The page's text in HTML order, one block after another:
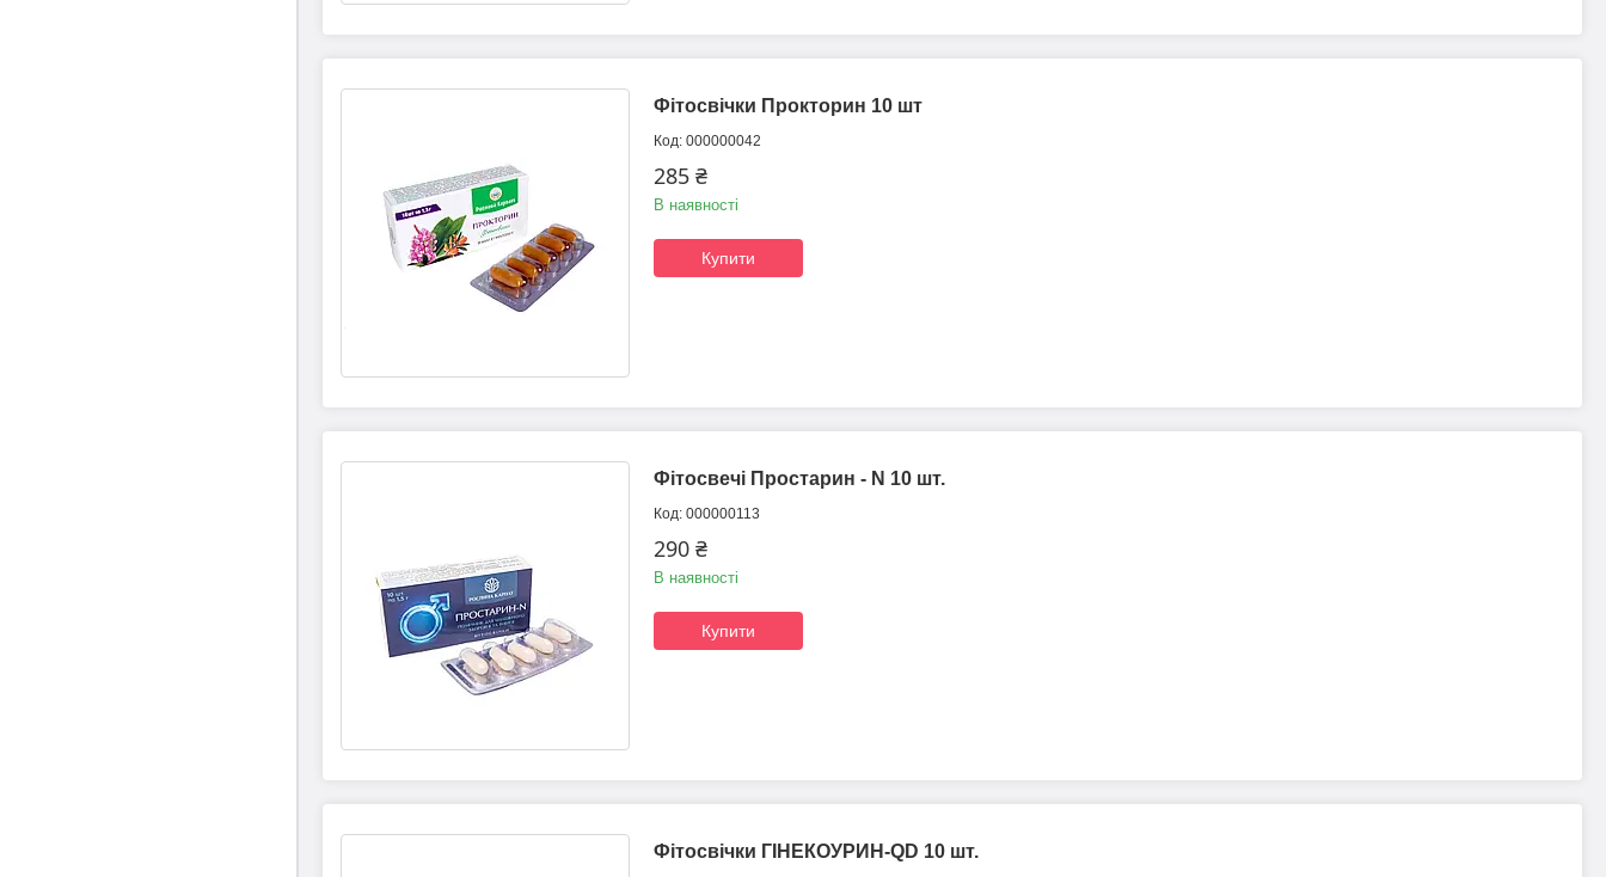
Фітосвічки Прокторин 10 шт
000000042
285 ₴
В наявності
Купити
Фітосвечі Простарин - N 10 шт.
000000113
290 ₴
В наявності
Купити
Фітосвічки ГІНЕКОУРИН-QD 10 шт.